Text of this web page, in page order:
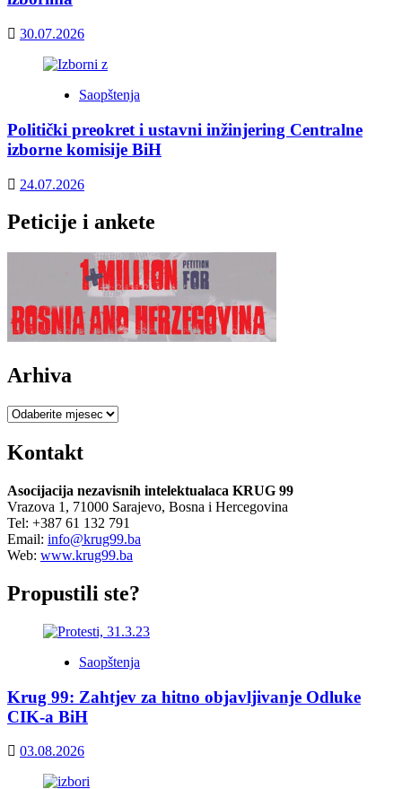
30.07.2026
Saopštenja
Politički preokret i ustavni inžinjering Centralne
izborne komisije BiH
24.07.2026
Peticije i ankete
Arhiva
Arhiva
Kontakt
Asocijacija nezavisnih intelektualaca KRUG 99
Vrazova 1, 71000 Sarajevo, Bosna i Hercegovina
Tel: +387 61 132 791
Email: info@krug99.ba
Web: www.krug99.ba
Propustili ste?
Saopštenja
Krug 99: Zahtjev za hitno objavljivanje Odluke
CIK-a BiH
03.08.2026